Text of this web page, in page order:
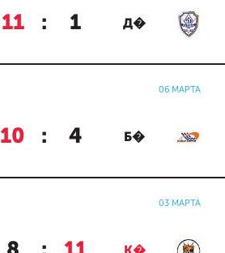
11 : 1 Д�
06 МАРТА
10 : 4 Б�
03 МАРТА